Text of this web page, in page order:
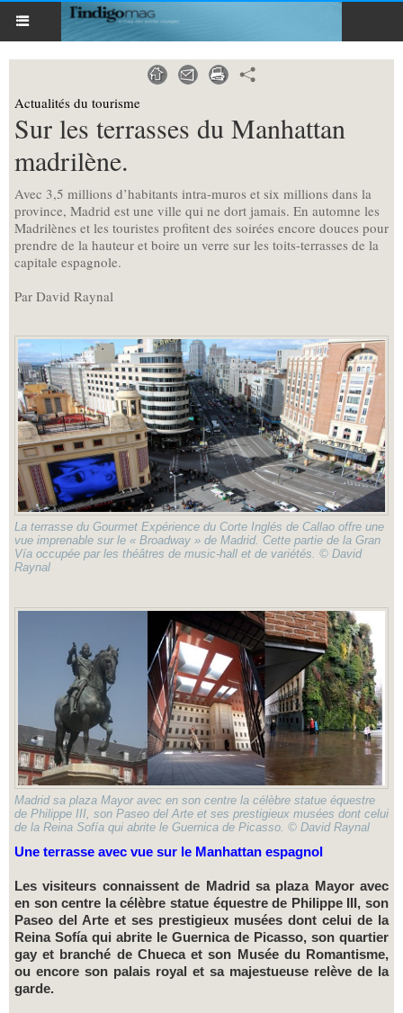
Actualités du tourisme
Sur les terrasses du Manhattan
madrilène.
Avec 3,5 millions d’habitants intra-muros et six millions dans la
province, Madrid est une ville qui ne dort jamais. En automne les
Madrilènes et les touristes profitent des soirées encore douces pour
prendre de la hauteur et boire un verre sur les toits-terrasses de la
capitale espagnole.
Par David Raynal
La terrasse du Gourmet Expérience du Corte Inglés de Callao offre une
vue imprenable sur le « Broadway » de Madrid. Cette partie de la Gran
Vía occupée par les théâtres de music-hall et de variétés. © David
Raynal
Madrid sa plaza Mayor avec en son centre la célèbre statue équestre
de Philippe III, son Paseo del Arte et ses prestigieux musées dont celui
de la Reina Sofía qui abrite le Guernica de Picasso. © David Raynal
Une terrasse avec vue sur le Manhattan espagnol
Les visiteurs connaissent de Madrid sa plaza Mayor avec
en son centre la célèbre statue équestre de Philippe III, son
Paseo del Arte et ses prestigieux musées dont celui de la
Reina Sofía qui abrite le Guernica de Picasso, son quartier
gay et branché de Chueca et son Musée du Romantisme,
ou encore son palais royal et sa majestueuse relève de la
garde.